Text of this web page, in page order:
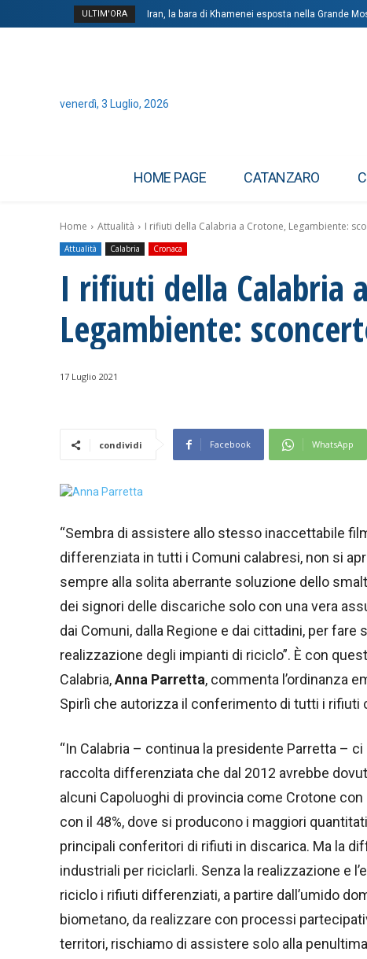
ULTIM'ORA Iran, la bara di Khamenei esposta nella Grande
A Ferrara nel multiverso dei Bring Me The
venerdì, 3 Luglio, 2026
HOME PAGE CATANZARO
Home Attualità I rifiuti della Calabria a Crotone, Legambiente:
Attualità Calabria Cronaca
I rifiuti della Calabria
Legambiente:
17 Luglio 2021
condividi Facebook WhatsApp
“Sembra di assistere allo stesso inaccettabile
differenziata in tutti i Comuni calabresi, non si
sempre alla solita aberrante soluzione dello
dei signori delle discariche solo con una vera
dai Comuni, dalla Regione e dai cittadini, per
realizzazione degli impianti di riciclo”. È con
Calabria,Anna Parretta, commenta l’ordinanza
Spirlì che autorizza il conferimento di tutti i rifiuti
“In Calabria – continua la presidente Parretta –
raccolta differenziata che dal 2012 avrebbe
alcuni Capoluoghi di provincia come Crotone con
con il 48%, dove si producono i maggiori
principali conferitori di rifiuti in discarica. Ma la
industriali per riciclarli. Senza la realizzazione e
riciclo i rifiuti differenziati, a partire dall’umido
biometano, da realizzare con processi
territori, rischiamo di assistere solo alla